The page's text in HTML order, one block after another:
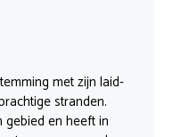
met zijn laid-
stranden.
gebied en heeft in